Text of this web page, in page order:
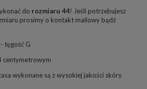
do rozmiaru 44! Jeśli potrzebujesz
prosimy o kontakt mailowy bądź
tęgość G
centymetrowym
wykonane są z wysokiej jakości skóry